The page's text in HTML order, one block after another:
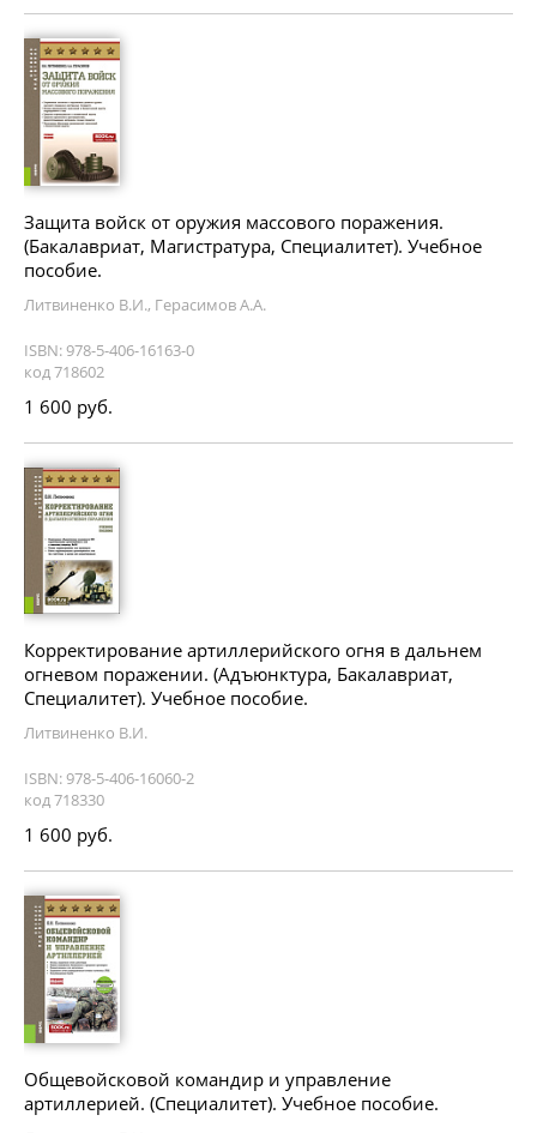
Защита войск от оружия массового поражения.
(Бакалавриат, Магистратура, Специалитет). Учебное
пособие.
Литвиненко В.И., Герасимов А.А.
ISBN: 978-5-406-16163-0
код 718602
1 600 руб.
Корректирование артиллерийского огня в дальнем
огневом поражении. (Адъюнктура, Бакалавриат,
Специалитет). Учебное пособие.
Литвиненко В.И.
ISBN: 978-5-406-16060-2
код 718330
1 600 руб.
Общевойсковой командир и управление
артиллерией. (Специалитет). Учебное пособие.